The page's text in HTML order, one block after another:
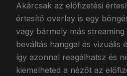
Akárcsak az előfizetési
értesítő overlay is egy
vagy bármely más
beváltás hanggal és vizuális
így azonnal reagálhatsz és
kiemelheted a nézőt az